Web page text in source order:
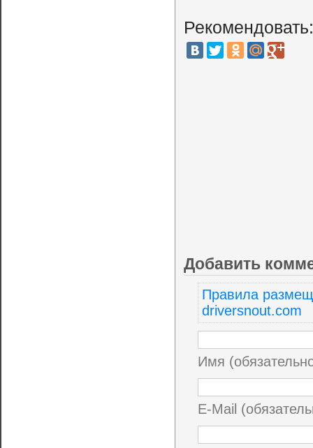
Добавить
Правила
driversnout.com
Имя
E-Mail